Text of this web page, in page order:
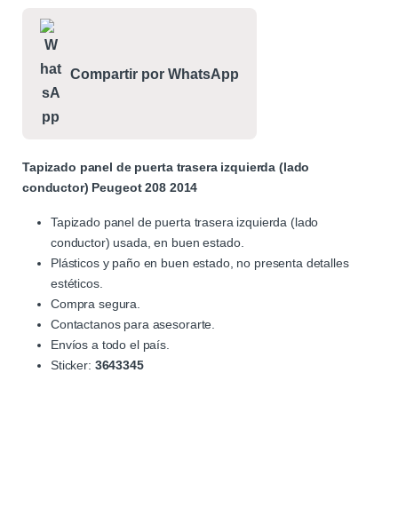
Compartir por WhatsApp
Tapizado panel de puerta trasera izquierda (lado
conductor) Peugeot 208 2014
Tapizado panel de puerta trasera izquierda (lado
conductor) usada, en buen estado.
Plásticos y paño en buen estado, no presenta detalles
estéticos.
Compra segura.
Contactanos para asesorarte.
Envíos a todo el país.
Sticker: 3643345